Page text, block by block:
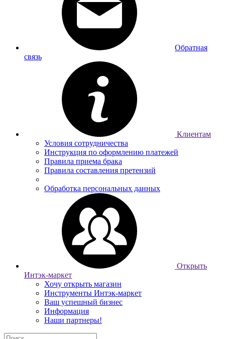
Обратная
связь
Клиентам
Условия сотрудничества
Инструкция по оформлению платежей
Правила приема брака
Правила составления претензий
Обработка персональных данных
Открыть
Интэк-маркет
Хочу открыть магазин
Инструменты Интэк-маркет
Ваш успешный бизнес
Информация
Наши партнеры!